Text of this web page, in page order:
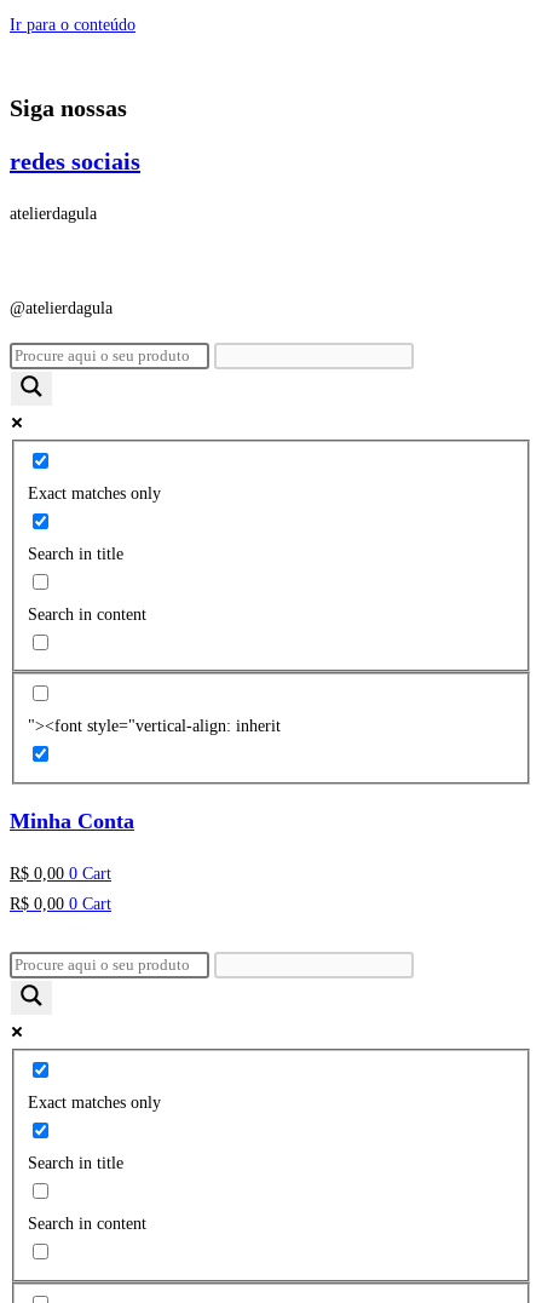
Ir para o conteúdo
Siga nossas
redes sociais
atelierdagula
@atelierdagula
Exact matches only
Search in title
Search in content
"><font style="vertical-align: inherit
Minha Conta
R$ 0,00 0 Cart
R$ 0,00 0 Cart
Exact matches only
Search in title
Search in content